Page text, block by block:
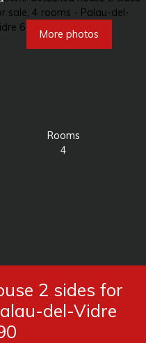
More photos
Rooms
4
2 sides for
del-Vidre